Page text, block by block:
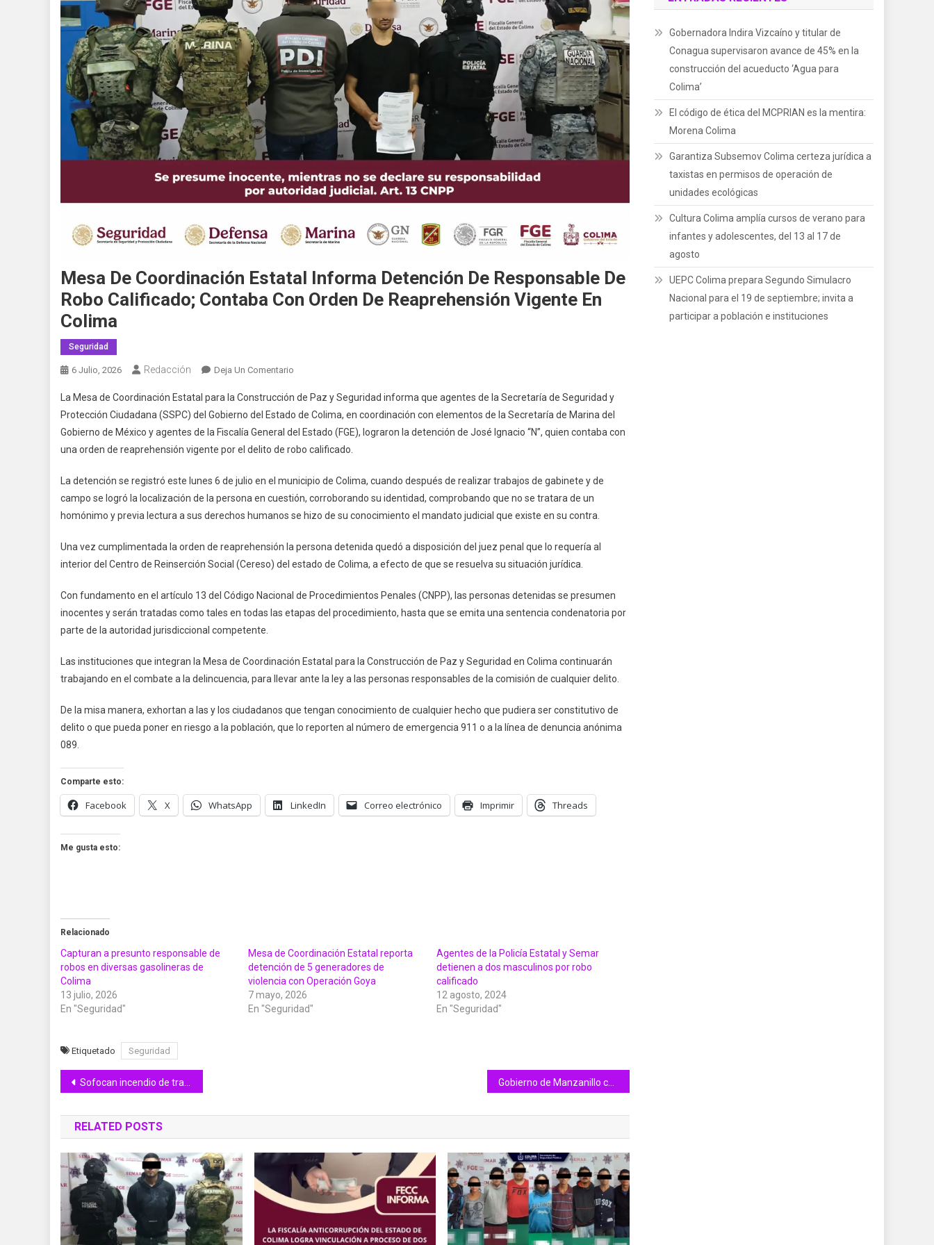
Mesa De Coordinación Estatal Informa Detención De Responsable De
Robo Calificado; Contaba Con Orden De Reaprehensión Vigente En
Colima
Seguridad
6 Julio, 2026 Redacción Deja Un Comentario
De
Coordinación
Estatal
Informa
De
Responsable
De
Calificado;
Contaba
Orden
De
En
Colima
La Mesa de Coordinación Estatal para la Construcción de Paz y Seguridad informa que agentes de la Secretaría de Seguridad y
Protección Ciudadana (SSPC) del Gobierno del Estado de Colima, en coordinación con elementos de la Secretaría de Marina del
Gobierno de México y agentes de la Fiscalía General del Estado (FGE), lograron la detención de José Ignacio “N”, quien contaba con
una orden de reaprehensión vigente por el delito de robo calificado.
La detención se registró este lunes 6 de julio en el municipio de Colima, cuando después de realizar trabajos de gabinete y de
campo se logró la localización de la persona en cuestión, corroborando su identidad, comprobando que no se tratara de un
homónimo y previa lectura a sus derechos humanos se hizo de su conocimiento el mandato judicial que existe en su contra.
Una vez cumplimentada la orden de reaprehensión la persona detenida quedó a disposición del juez penal que lo requería al
interior del Centro de Reinserción Social (Cereso) del estado de Colima, a efecto de que se resuelva su situación jurídica.
Con fundamento en el artículo 13 del Código Nacional de Procedimientos Penales (CNPP), las personas detenidas se presumen
inocentes y serán tratadas como tales en todas las etapas del procedimiento, hasta que se emita una sentencia condenatoria por
parte de la autoridad jurisdiccional competente.
Las instituciones que integran la Mesa de Coordinación Estatal para la Construcción de Paz y Seguridad en Colima continuarán
trabajando en el combate a la delincuencia, para llevar ante la ley a las personas responsables de la comisión de cualquier delito.
De la misa manera, exhortan a las y los ciudadanos que tengan conocimiento de cualquier hecho que pudiera ser constitutivo de
delito o que pueda poner en riesgo a la población, que lo reporten al número de emergencia 911 o a la línea de denuncia anónima
089.
Comparte esto:
Facebook X WhatsApp LinkedIn Correo electrónico Imprimir Threads
Me gusta esto:
Relacionado
Capturan a presunto responsable de
robos en diversas gasolineras de
Colima
13 julio, 2026
En "Seguridad"
Mesa de Coordinación Estatal reporta
detención de 5 generadores de
violencia con Operación Goya
7 mayo, 2026
En "Seguridad"
Agentes de la Policía Estatal y Semar
detienen a dos masculinos por robo
calificado
12 agosto, 2024
En "Seguridad"
Etiquetado Seguridad
Navegación
de
entradas
Sofocan incendio de tractocamión en autopista Colima-Manzanillo; no hay lesionados
RELATED POSTS
Gobernadora Indira Vizcaíno y titular de
Conagua supervisaron avance de 45% en la
construcción del acueducto ‘Agua para
Colima’
El código de ética del MCPRIAN es la mentira:
Morena Colima
Garantiza Subsemov Colima certeza jurídica a
taxistas en permisos de operación de
unidades ecológicas
Cultura Colima amplía cursos de verano para
infantes y adolescentes, del 13 al 17 de
agosto
UEPC Colima prepara Segundo Simulacro
Nacional para el 19 de septiembre; invita a
participar a población e instituciones